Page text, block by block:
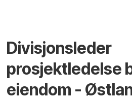
Divisjonsleder
prosjektledelse
eiendom -